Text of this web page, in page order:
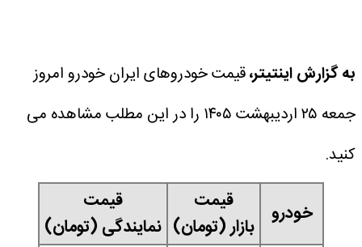
به گزارش اینتیتر،قیمت خودرو‌های ایران خودرو امروز
جمعه ۲۵ اردیبهشت ۱۴۰۵ را در این مطلب مشاهده می
کنید.
خودرو
قیمت
بازار (تومان)
قیمت
نمایندگی (تومان)